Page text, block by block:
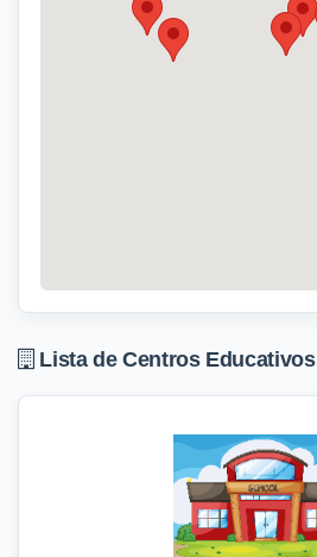
Lista de Centros Educativos